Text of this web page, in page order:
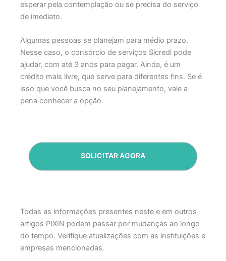
esperar pela contemplação ou se precisa do serviço
de imediato.
Algumas pessoas se planejam para médio prazo.
Nesse caso, o consórcio de serviços Sicredi pode
ajudar, com até 3 anos para pagar. Ainda, é um
crédito mais livre, que serve para diferentes fins. Se é
isso que você busca no seu planejamento, vale a
pena conhecer a opção.
SOLICITAR AGORA
Todas as informações presentes neste e em outros
artigos PIXIN podem passar por mudanças ao longo
do tempo. Verifique atualizações com as instituições e
empresas mencionadas.